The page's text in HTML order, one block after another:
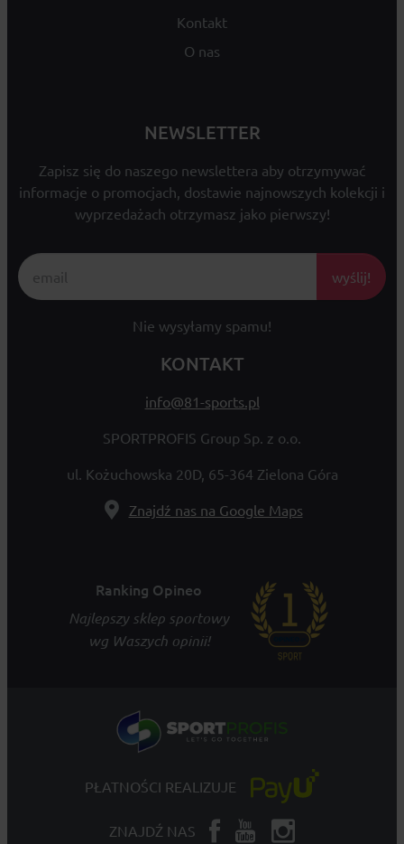
Kontakt
O nas
NEWSLETTER
Zapisz się do naszego newslettera aby otrzymywać
informacje o promocjach, dostawie najnowszych kolekcji i
wyprzedażach otrzymasz jako pierwszy!
wyślij!
Nie wysyłamy spamu!
KONTAKT
info@81-sports.pl
SPORTPROFIS Group Sp. z o.o.
ul. Kożuchowska 20D, 65-364 Zielona Góra
Znajdź nas na Google Maps
Ranking Opineo
Najlepszy sklep sportowy
wg Waszych opinii!
PŁATNOŚCI REALIZUJE
ZNAJDŹ NAS